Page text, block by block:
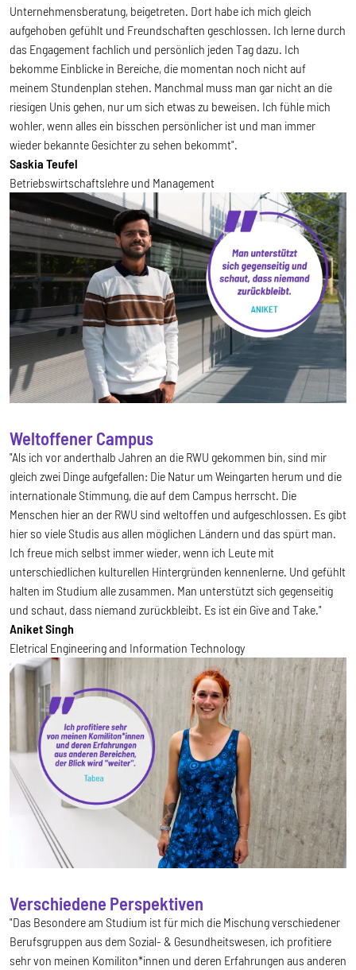
Unternehmensberatung, beigetreten. Dort habe ich mich gleich
aufgehoben gefühlt und Freundschaften geschlossen. Ich lerne durch
das Engagement fachlich und persönlich jeden Tag dazu. Ich
bekomme Einblicke in Bereiche, die momentan noch nicht auf
meinem Stundenplan stehen. Manchmal muss man gar nicht an die
riesigen Unis gehen, nur um sich etwas zu beweisen. Ich fühle mich
wohler, wenn alles ein bisschen persönlicher ist und man immer
wieder bekannte Gesichter zu sehen bekommt".
Saskia Teufel
Betriebswirtschaftslehre und Management
Weltoffener Campus
"Als ich vor anderthalb Jahren an die RWU gekommen bin, sind mir
gleich zwei Dinge aufgefallen: Die Natur um Weingarten herum und die
internationale Stimmung, die auf dem Campus herrscht. Die
Menschen hier an der RWU sind weltoffen und aufgeschlossen. Es gibt
hier so viele Studis aus allen möglichen Ländern und das spürt man.
Ich freue mich selbst immer wieder, wenn ich Leute mit
unterschiedlichen kulturellen Hintergründen kennenlerne. Und gefühlt
halten im Studium alle zusammen. Man unterstützt sich gegenseitig
und schaut, dass niemand zurückbleibt. Es ist ein Give and Take."
Aniket Singh
Eletrical Engineering and Information Technology
Verschiedene Perspektiven
"Das Besondere am Studium ist für mich die Mischung verschiedener
Berufsgruppen aus dem Sozial- & Gesundheitswesen, ich profitiere
sehr von meinen Komiliton*innen und deren Erfahrungen aus anderen